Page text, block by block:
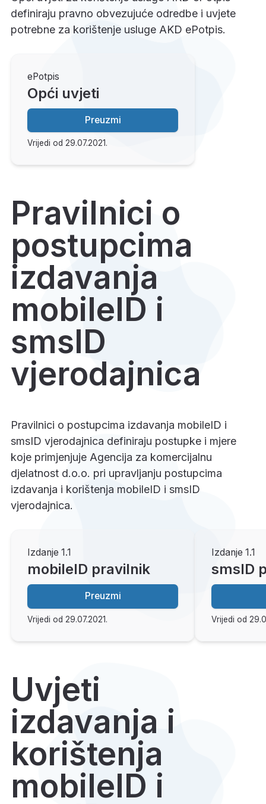
definiraju pravno obvezujuće odredbe i uvjete
potrebne za korištenje usluge AKD ePotpis.
ePotpis
Opći uvjeti
Preuzmi
Vrijedi od 29.07.2021.
Pravilnici o
postupcima
izdavanja
mobileID i
smsID
vjerodajnica
Pravilnici o postupcima izdavanja mobileID i
smsID vjerodajnica definiraju postupke i mjere
koje primjenjuje Agencija za komercijalnu
djelatnost d.o.o. pri upravljanju postupcima
izdavanja i korištenja mobileID i smsID
vjerodajnica.
Izdanje 1.1
mobileID pravilnik
Preuzmi
Vrijedi od 29.07.2021.
Izdanje 1.1
smsID
Vrijedi od
Uvjeti
izdavanja i
korištenja
mobileID i